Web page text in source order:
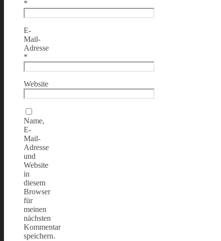
*
E-
Mail-
Adresse
*
Website
Name,
E-
Mail-
Adresse
und
Website
in
diesem
Browser
für
meinen
nächsten
Kommentar
speichern.